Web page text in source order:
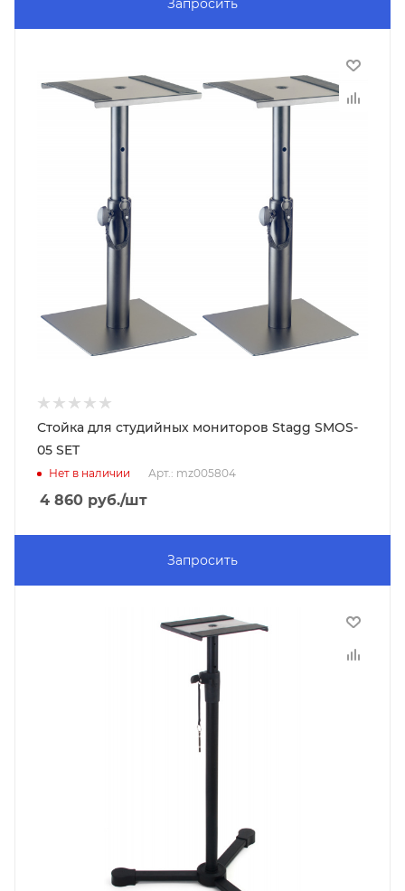
Запросить
Стойка для студийных мониторов Stagg SMOS-
05 SET
Нет в наличии Арт.: mz005804
4 860 руб./шт
Запросить